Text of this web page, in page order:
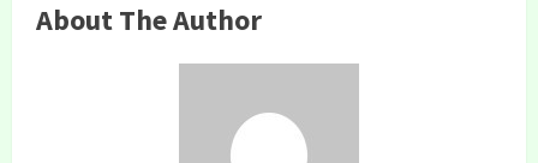
About The Author